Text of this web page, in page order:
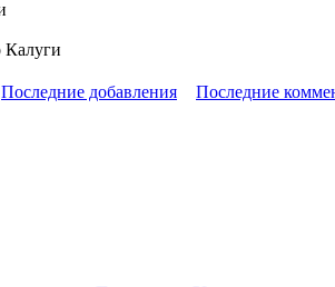
Последние добавления Последние